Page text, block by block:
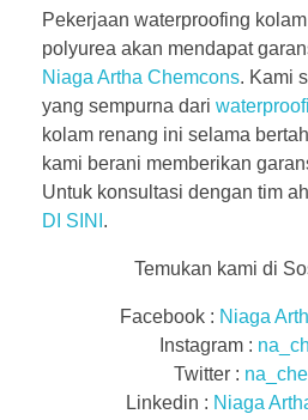
Pekerjaan waterproofing
polyurea akan mendapat
Niaga Artha Chemcons. Kami
yang sempurna dari
kolam renang ini selama
kami berani memberikan
Untuk konsultasi dengan tim
DI SINI .
Temukan kami di
Facebook : Niaga
Instagram :
Twitter :
Linkedin : Niaga